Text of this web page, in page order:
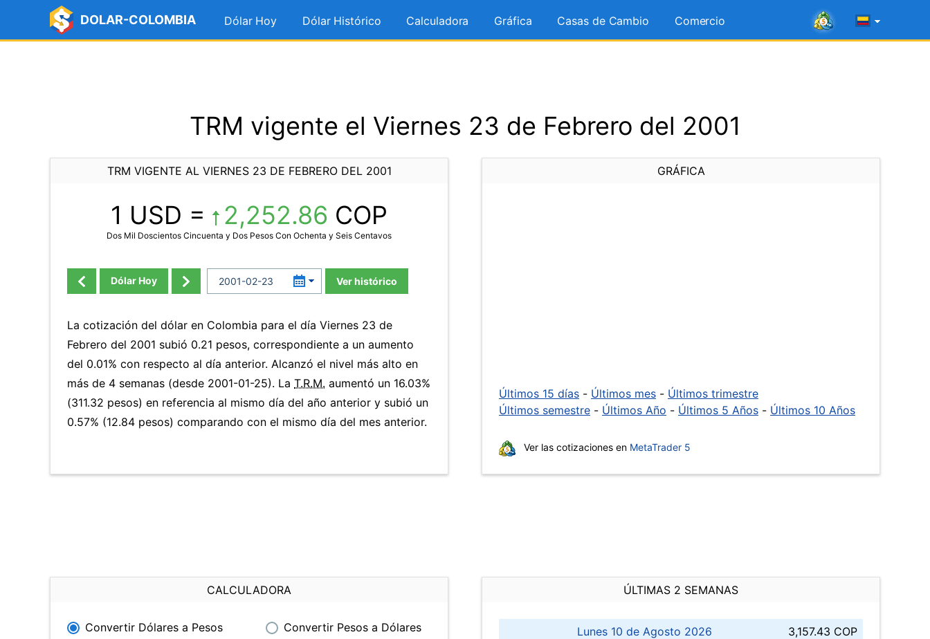
DOLAR-COLOMBIA Dólar Hoy Dólar Histórico Calculadora Gráfica Casas de Cambio Comercio
TRM vigente el Viernes 23 de Febrero del 2001
TRM VIGENTE AL VIERNES 23 DE FEBRERO DEL 2001
1 USD = 2,252.86 COP
Dos Mil Doscientos Cincuenta y Dos Pesos Con Ochenta y Seis Centavos
Dólar Hoy Ver histórico
La cotización del dólar en Colombia para el día Viernes 23 de
Febrero del 2001 subió 0.21 pesos, correspondiente a un aumento
del 0.01% con respecto al día anterior. Alcanzó el nivel más alto en
más de 4 semanas (desde 2001-01-25). La T.R.M. aumentó un 16.03%
(311.32 pesos) en referencia al mismo día del año anterior y subió un
0.57% (12.84 pesos) comparando con el mismo día del mes anterior.
GRÁFICA
Últimos 15 días - Últimos mes - Últimos trimestre
Últimos semestre - Últimos Año - Últimos 5 Años - Últimos 10 Años
Ver las cotizaciones en MetaTrader 5
CALCULADORA
Convertir Dólares a Pesos Convertir Pesos a Dólares
ÚLTIMAS 2 SEMANAS
Lunes 10 de Agosto 2026
3,157.43 COP